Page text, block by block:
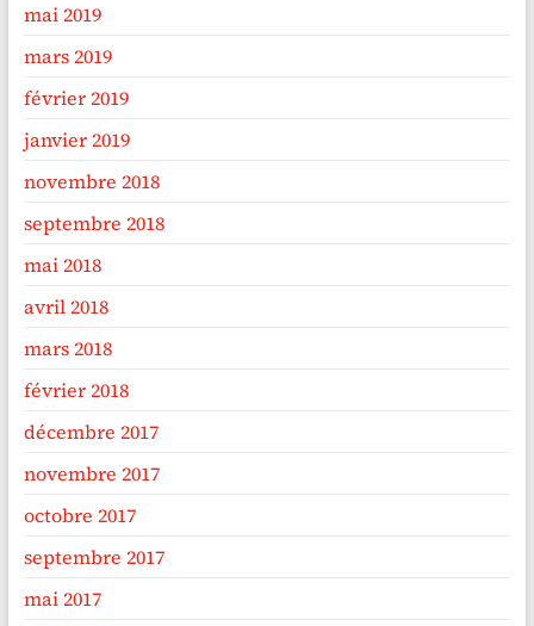
mai 2019
mars 2019
février 2019
janvier 2019
novembre 2018
septembre 2018
mai 2018
avril 2018
mars 2018
février 2018
décembre 2017
novembre 2017
octobre 2017
septembre 2017
mai 2017